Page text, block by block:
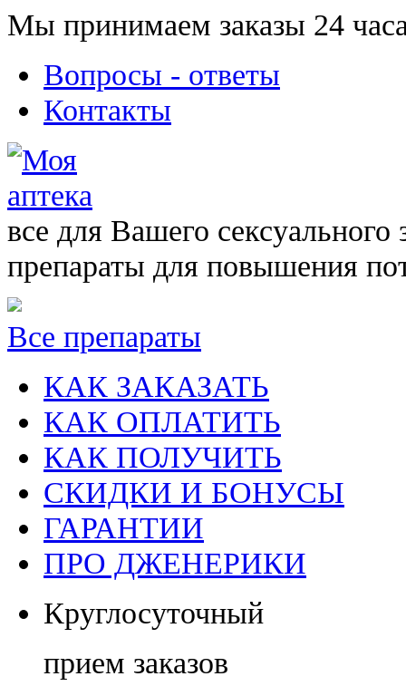
Мы принимаем заказы 24
Вопросы - ответы
Контакты
все для Вашего сексуального
препараты для повышения
Все препараты
КАК ЗАКАЗАТЬ
КАК ОПЛАТИТЬ
КАК ПОЛУЧИТЬ
СКИДКИ И БОНУСЫ
ГАРАНТИИ
ПРО ДЖЕНЕРИКИ
Круглосуточный
прием заказов